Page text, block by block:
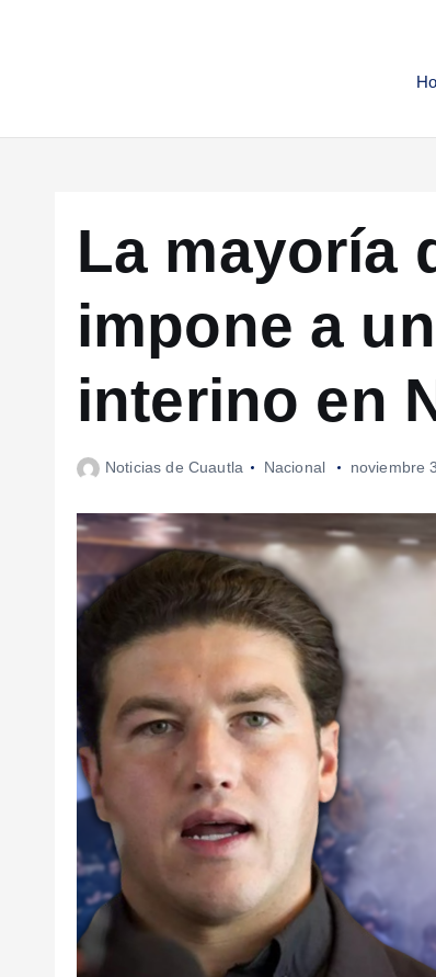
La mayoría
impone a
interino en
Noticias de Cuautla Nacional noviembre